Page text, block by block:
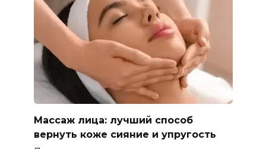
Массаж лица: лучший способ
вернуть коже сияние и упругость